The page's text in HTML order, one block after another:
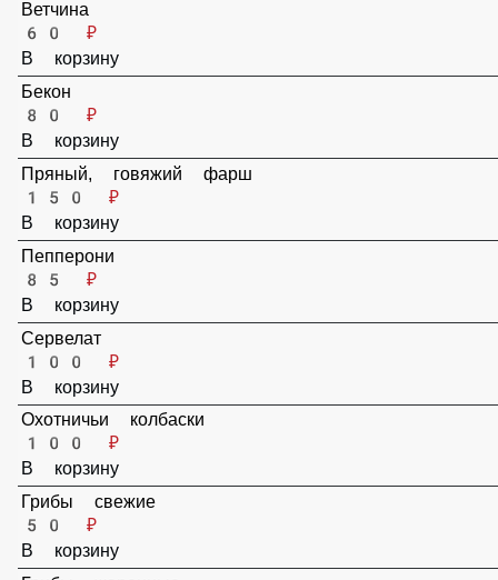
В корзину
Ветчина
60 ₽
В корзину
Бекон
80 ₽
В корзину
Пряный, говяжий фарш
150 ₽
В корзину
Пепперони
85 ₽
В корзину
Сервелат
100 ₽
В корзину